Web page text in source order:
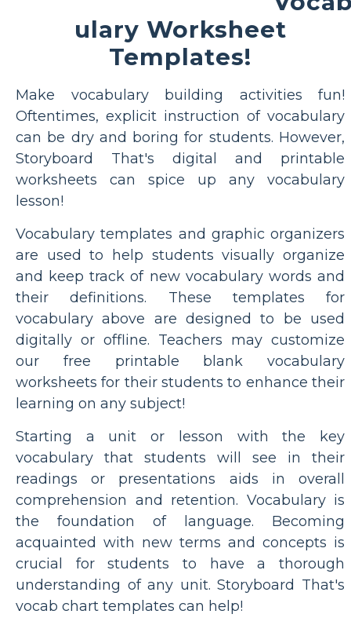
ulary Worksheet
Templates!
Make vocabulary building activities fun!
Oftentimes, explicit instruction of vocabulary
can be dry and boring for students. However,
Storyboard That's digital and printable
worksheets can spice up any vocabulary
lesson!
Vocabulary templates and graphic organizers
are used to help students visually organize
and keep track of new vocabulary words and
their definitions. These templates for
vocabulary above are designed to be used
digitally or offline. Teachers may customize
our free printable blank vocabulary
worksheets for their students to enhance their
learning on any subject!
Starting a unit or lesson with the key
vocabulary that students will see in their
readings or presentations aids in overall
comprehension and retention. Vocabulary is
the foundation of language. Becoming
acquainted with new terms and concepts is
crucial for students to have a thorough
understanding of any unit. Storyboard That's
vocab chart templates can help!